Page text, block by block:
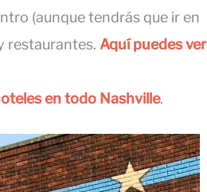
(aunque tendrás que ir en
restaurantes. Aquí puedes ver
en todo Nashville.